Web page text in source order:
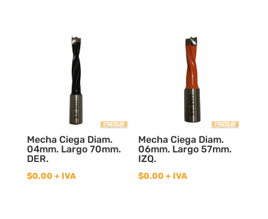
Mecha Ciega Diam.
04mm. Largo 70mm.
DER.
$0,00 + IVA
Mecha Ciega Diam.
06mm. Largo 57mm.
IZQ.
$0,00 + IVA